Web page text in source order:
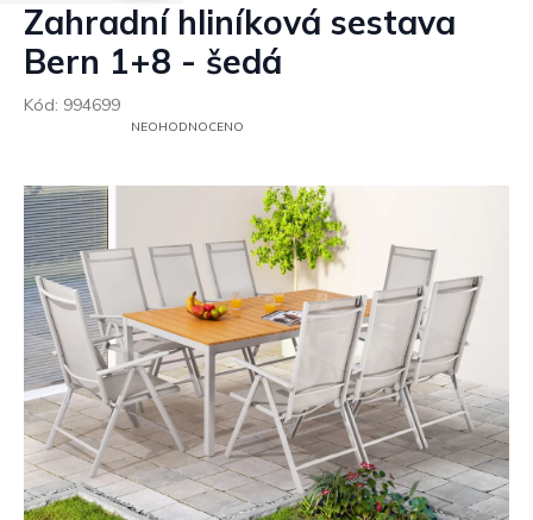
Zahradní hliníková sestava
Bern 1+8 - šedá
Kód: 994699
PRŮMĚRNÉ
JE
0,0
Z
5
HVĚZDIČEK.
NEOHODNOCENO